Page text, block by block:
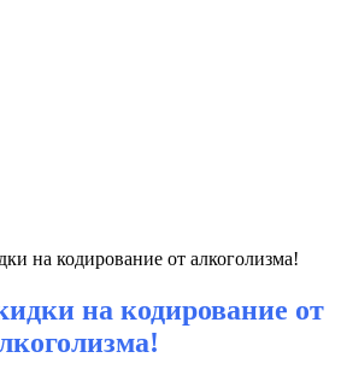
на кодирование от